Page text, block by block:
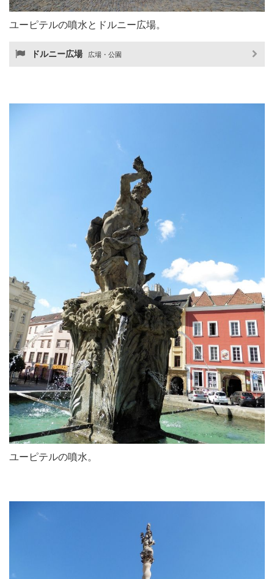
ユーピテルの噴水とドルニー広場。
ドルニー広場 広場・公園
ユーピテルの噴水。